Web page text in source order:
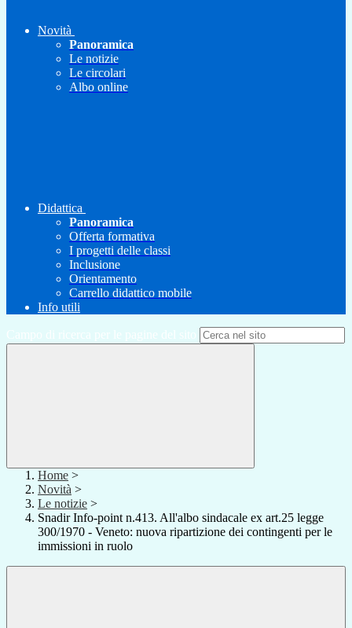
Novità
Panoramica
Le notizie
Le circolari
Albo online
Didattica
Panoramica
Offerta formativa
I progetti delle classi
Inclusione
Orientamento
Carrello didattico mobile
Info utili
Campo di ricerca per le pagine del sito
Home >
Novità >
Le notizie >
Snadir Info-point n.413. All'albo sindacale ex art.25 legge
300/1970 - Veneto: nuova ripartizione dei contingenti per le
immissioni in ruolo